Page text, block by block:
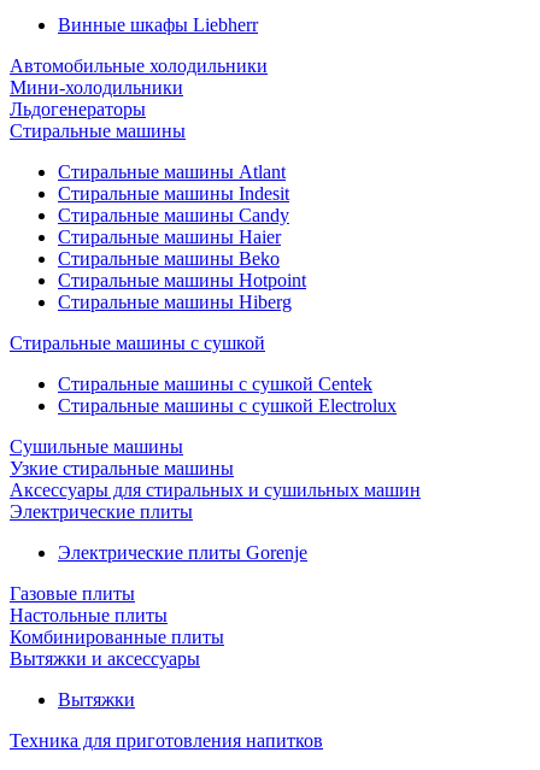
Винные шкафы Liebherr
Автомобильные холодильники
Мини-холодильники
Льдогенераторы
Стиральные машины
Стиральные машины Atlant
Стиральные машины Indesit
Стиральные машины Candy
Стиральные машины Haier
Стиральные машины Beko
Стиральные машины Hotpoint
Стиральные машины Hiberg
Стиральные машины с сушкой
Стиральные машины с сушкой Centek
Стиральные машины с сушкой Electrolux
Сушильные машины
Узкие стиральные машины
Аксессуары для стиральных и сушильных машин
Электрические плиты
Электрические плиты Gorenje
Газовые плиты
Настольные плиты
Комбинированные плиты
Вытяжки и аксессуары
Вытяжки
Техника для приготовления напитков